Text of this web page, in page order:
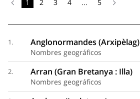
1 2 3 4 ... 5
1. Anglonormandes (Arxipèlag)
Nombres geográficos
2. Arran (Gran Bretanya : Illa)
Nombres geográficos